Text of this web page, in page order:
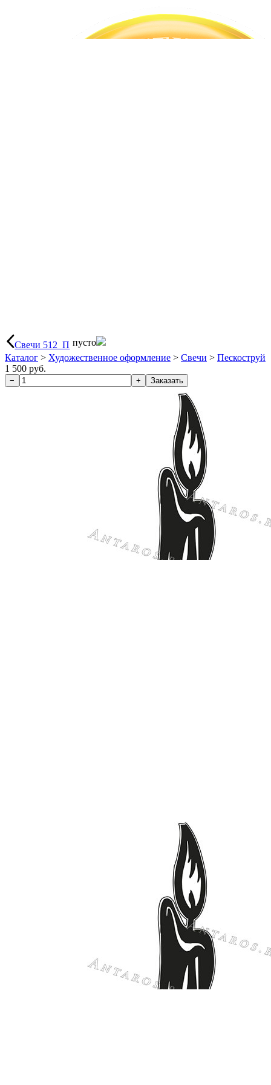
Свечи 512_П пусто
Каталог > Художественное оформление > Свечи > Пескоструй
1 500 руб.